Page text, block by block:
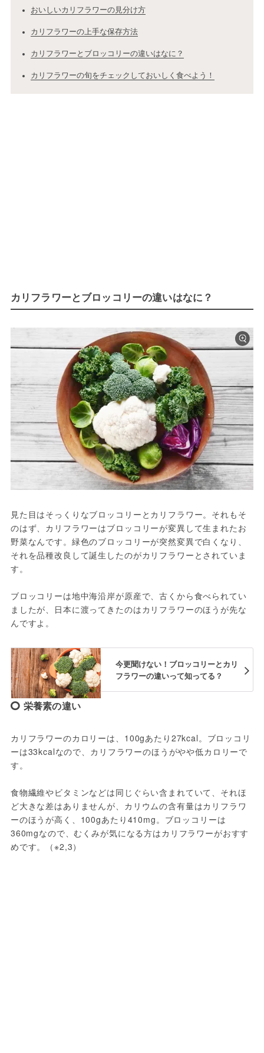
おいしいカリフラワーの見分け方
カリフラワーの上手な保存方法
カリフラワーとブロッコリーの違いはなに？
カリフラワーの旬をチェックしておいしく食べよう！
カリフラワーとブロッコリーの違いはなに？
見た目はそっくりなブロッコリーとカリフラワー。それもそ
のはず、カリフラワーはブロッコリーが変異して生まれたお
野菜なんです。緑色のブロッコリーが突然変異で白くなり、
それを品種改良して誕生したのがカリフラワーとされていま
す。
ブロッコリーは地中海沿岸が原産で、古くから食べられてい
ましたが、日本に渡ってきたのはカリフラワーのほうが先な
んですよ。
今更聞けない！ブロッコリーとカリ
フラワーの違いって知ってる？
栄養素の違い
カリフラワーのカロリーは、100gあたり27kcal。ブロッコリ
ーは33kcalなので、カリフラワーのほうがやや低カロリーで
す。
食物繊維やビタミンなどは同じぐらい含まれていて、それほ
ど大きな差はありませんが、カリウムの含有量はカリフラワ
ーのほうが高く、100gあたり410mg。ブロッコリーは
360mgなので、むくみが気になる方はカリフラワーがおすす
めです。（※2,3）